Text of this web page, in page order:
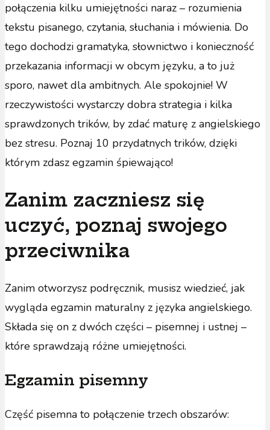
połączenia kilku umiejętności naraz – rozumienia
tekstu pisanego, czytania, słuchania i mówienia. Do
tego dochodzi gramatyka, słownictwo i konieczność
przekazania informacji w obcym języku, a to już
sporo, nawet dla ambitnych. Ale spokojnie! W
rzeczywistości wystarczy dobra strategia i kilka
sprawdzonych trików, by zdać maturę z angielskiego
bez stresu. Poznaj 10 przydatnych trików, dzięki
którym zdasz egzamin śpiewająco!
Zanim zaczniesz się
uczyć, poznaj swojego
przeciwnika
Zanim otworzysz podręcznik, musisz wiedzieć, jak
wygląda egzamin maturalny z języka angielskiego.
Składa się on z dwóch części – pisemnej i ustnej –
które sprawdzają różne umiejętności.
Egzamin pisemny
Część pisemna to połączenie trzech obszarów: